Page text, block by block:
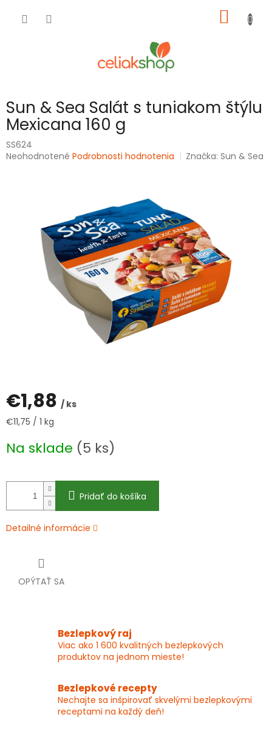
KOŠÍK
Sun & Sea Salát s tuniakom štýlu
Mexicana 160 g
SS624
Priemerné
hviezdičiek.
Neohodnotené Podrobnosti hodnotenia Značka:Sun & Sea
€1,88 / ks
Jednotková
€11,75 / 1 kg
Na sklade (5 ks)
Pridať do košíka
Detailné informácie
OPÝTAŤ SA
Bezlepkový raj
Viac ako 1 600 kvalitných bezlepkových
produktov na jednom mieste!
Bezlepkové recepty
Nechajte sa inšpirovať skvelými bezlepkovými
receptami na každý deň!